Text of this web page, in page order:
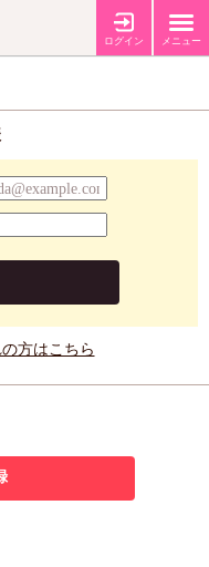
ログイン メニュー
方はこちら